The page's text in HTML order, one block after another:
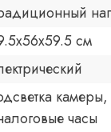
см
часы